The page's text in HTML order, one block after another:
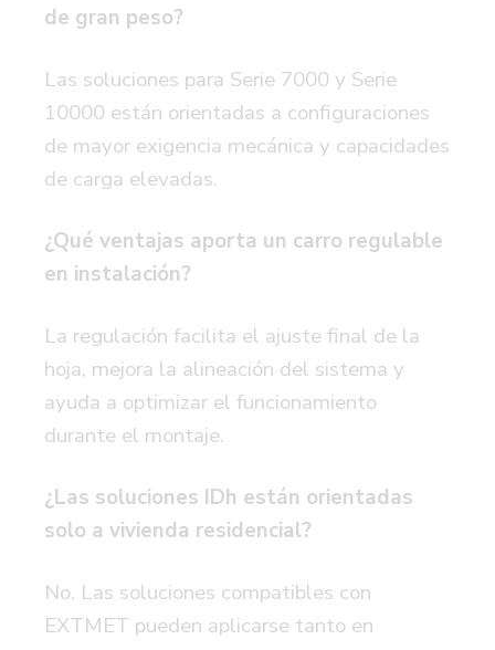
de gran peso?
Las soluciones para Serie 7000 y Serie
10000 están orientadas a configuraciones
de mayor exigencia mecánica y capacidades
de carga elevadas.
¿Qué ventajas aporta un carro regulable
en instalación?
La regulación facilita el ajuste final de la
hoja, mejora la alineación del sistema y
ayuda a optimizar el funcionamiento
durante el montaje.
¿Las soluciones IDh están orientadas
solo a vivienda residencial?
No. Las soluciones compatibles con
EXTMET pueden aplicarse tanto en